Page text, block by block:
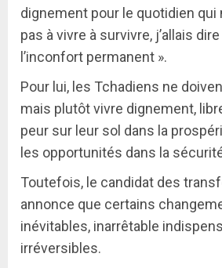
dignement pour le quotidien qui
pas à vivre à survivre, j’allais
l’inconfort permanent ».
Pour lui, les Tchadiens ne
mais plutôt vivre dignement,
peur sur leur sol dans la
les opportunités dans la
Toutefois, le candidat des
annonce que certains
inévitables, inarrêtable
irréversibles.